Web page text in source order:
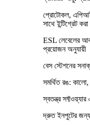
প্রোটোকল,
সাথে ইন্টিগ্রেট
ESL লেবেলের
প্রয়োজন অনুযায়ী
বেস স্টেশনের
সমর্থিত রঙ:
স্বতন্ত্র সফ্টওয়্যার
দ্রুত ইনপুটের জন্য